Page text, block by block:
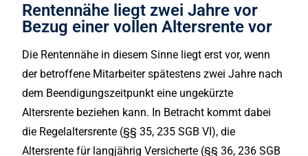
Rentennähe liegt zwei Jahre vor
Bezug einer vollen Altersrente vor
Die Rentennähe in diesem Sinne liegt erst vor, wenn
der betroffene Mitarbeiter spätestens zwei Jahre nach
dem Beendigungszeitpunkt eine ungekürzte
Altersrente beziehen kann. In Betracht kommt dabei
die Regelaltersrente (§§ 35, 235 SGB VI), die
Altersrente für langjährig Versicherte (§§ 36, 236 SGB